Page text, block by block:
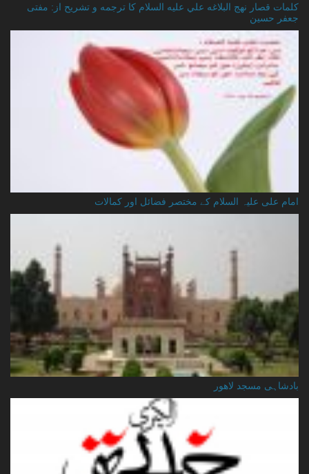
کلمات قصار نهج البلاغه علي عليه السلام کا ترجمه و تشریح از: مفتی
جعفر حسین
امام علی علیہ السلام کے مختصر فضائل اور کمالات
بادشاہی مسجد لاهور